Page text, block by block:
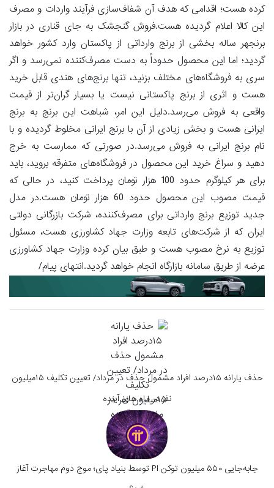
کرده هست؛ اقدامی که هدف آن شفاف‌سازی فرآیند واردات و مصرف
این کالا اعلام گردیده هست.فروش گنجشک به جای قناری در بازار
برنجهر ساله بخشی از برنج وارداتی از پاکستان وارد کشور خواهد
گردید؛ اما این محصول حدوداً به دست مصرف‌کننده نمی‌رسد و اگر
سری به فروشگاه‌های مختلف بزنید، تنها برنج‌های هندی قابل خرید
هست و اثری از برنج پاکستانی نیست یا بسیار گران‌تر از قیمت
واقعی به فروش می‌رسد.دلیل این امر، شباهت این برنج به برنج
ایرانی هست و بخش زیادی از آن با برنج ایرانی مخلوط گردیده و با
نام برنج ایرانی به فروش می‌رسد.در صورتی که ممارست به خرج
دهید و سراغ خرید این محصول در فروشگاه‌های متفرقه بروید، باید
برای هر کیلوگرم حدود 100 هزار تومان پرداخت کنید، در حالی که
قیمت مصوب این محصول حدود 60 هزار تومان هست.در مدل
جدید توزیع برنج وارداتی برای مصرف‌کننده، شرکت بازرگانی دولتی
ایران که از شرکت‌های تابعه وزارت جهاد کشاورزی هست، مسئول
توزیع به نرخ مصوب هست و طبق بیان کرده وزارت جهاد کشاورزی
عرضه از طریق سامانه بازارگاه انجام خواهد گردید.انتهای پیام/
حذف یارانه ۱۵درصد افراد مشمول حذف در مرداد/ تعیین تکلیف ۱۵میلیون
نفر در ماه های آینده
جابه‌جایی ۵۵۰ میلیون توکن PI توسط بنیاد پای؛ موج دوم مهاجرت آغاز